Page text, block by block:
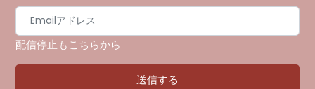
配信停止もこちらから